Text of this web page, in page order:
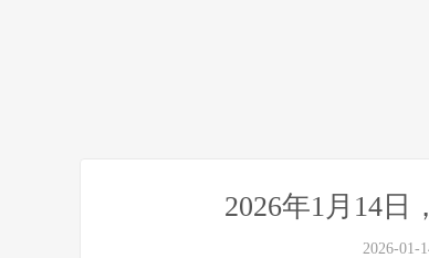
2026年1月14日
2026-01-